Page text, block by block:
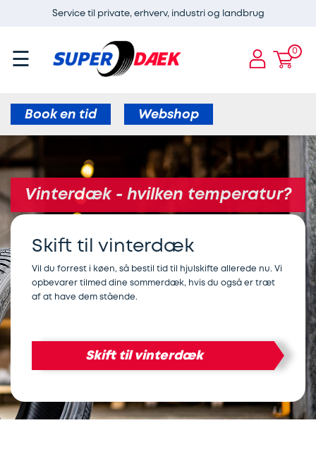
Service til private, erhverv, industri og landbrug
0
Super×
Services
×
ADAS
af
radar
Aircondition
Bilbatteri
Bremseservice
Gratis
af
E-
CARE
Airconservice
varmepumper
Bremseservice
til
elbiler
Serviceeftersyn
Ladestandere
Dæk
×
Skift
vinterdæk
Webshop
Skift
Sommerdæk
Vinterdæk
Webshop
Find
×
Aircondition
Bremser
Børn
i
bilen
og
hjul
Helårsdæk
selv
Car
☰
Book en tid Webshop
Vinterdæk - hvilken temperatur?
Skift til vinterdæk
Vil du forrest i køen, så bestil tid til hjulskifte allerede nu. Vi
opbevarer tilmed dine sommerdæk, hvis du også er træt
af at have dem stående.
Skift til vinterdæk